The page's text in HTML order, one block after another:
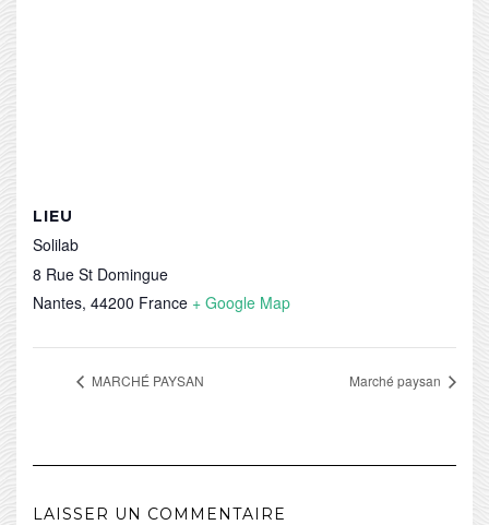
LIEU
Solilab
8 Rue St Domingue
Nantes, 44200 France + Google Map
MARCHÉ PAYSAN Marché paysan
LAISSER UN COMMENTAIRE